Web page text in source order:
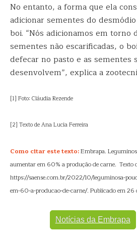
No entanto, a forma que ela
adicionar sementes do
boi. “Nós adicionamos em torno
sementes não escarificadas, o
defecar no pasto e as sementes
desenvolvem”, explica a
[1] Foto: Cláudia Rezende
[2] Texto de Ana Lucia Ferreira
Como citar este texto:Embrapa.
aumentar em 60% a produção de carne. Texto
https://saense.com.br/2022/10/leguminosa-
em-60-a-producao-de-carne/. Publicado em
Notícias da Embrapa